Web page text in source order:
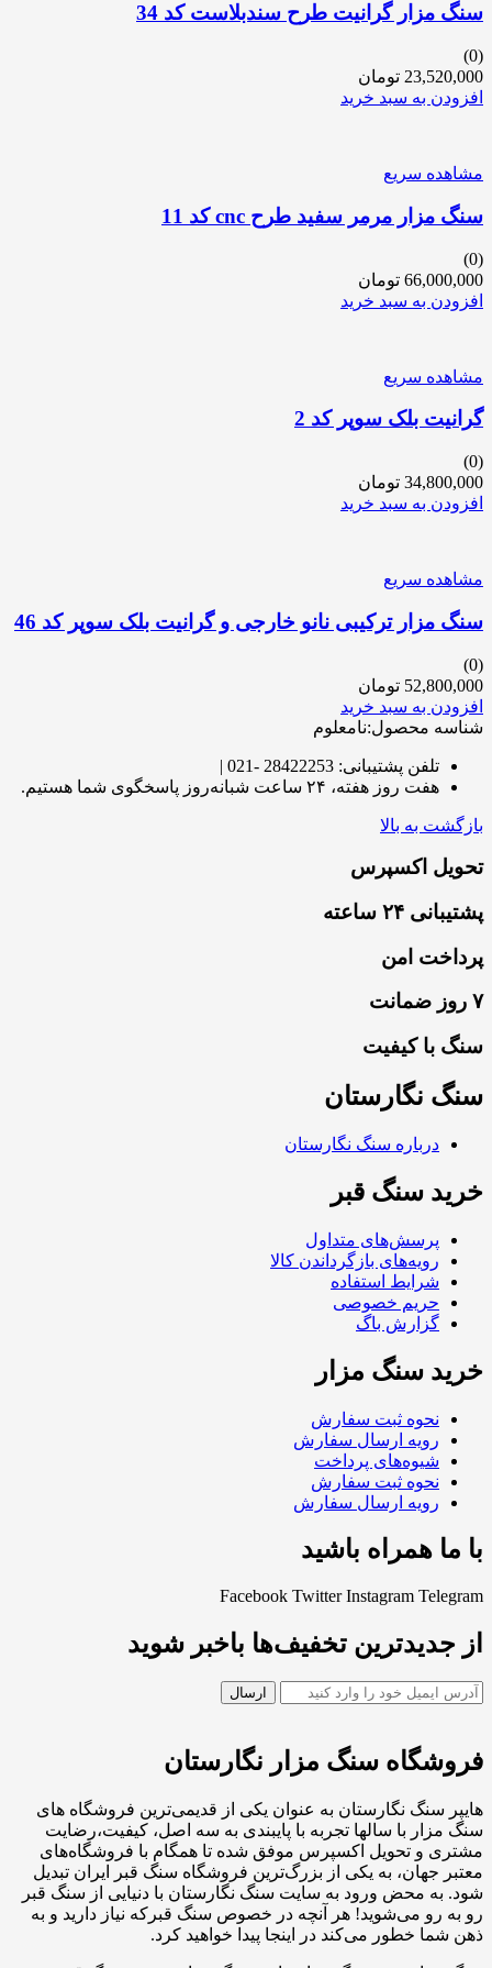
سنگ مزار گرانیت طرح سندبلاست کد 34
(0)
23,520,000 تومان
افزودن به سبد خرید
مشاهده سریع
سنگ مزار مرمر سفید طرح cnc کد 11
(0)
66,000,000 تومان
افزودن به سبد خرید
مشاهده سریع
گرانیت بلک سوپر کد 2
(0)
34,800,000 تومان
افزودن به سبد خرید
مشاهده سریع
سنگ مزار ترکیبی نانو خارجی و گرانیت بلک سوپر کد 46
(0)
52,800,000 تومان
افزودن به سبد خرید
شناسه محصول:نامعلوم
تلفن پشتیبانی: 28422253 -021 |
هفت روز هفته، ۲۴ ساعت شبانه‌روز پاسخگوی شما هستیم.
بازگشت به بالا
تحویل اکسپرس
پشتیبانی ۲۴ ساعته
پرداخت امن
۷ روز ضمانت
سنگ با کیفیت
سنگ نگارستان
درباره سنگ نگارستان
خرید سنگ قبر
پرسش‌های متداول
رویه‌های بازگرداندن کالا
شرایط استفاده
حریم خصوصی
گزارش باگ
خرید سنگ مزار
نحوه ثبت سفارش
رویه ارسال سفارش
شیوه‌های پرداخت
نحوه ثبت سفارش
رویه ارسال سفارش
با ما همراه باشید
Facebook Twitter Instagram Telegram
از جدیدترین تخفیف‌ها باخبر شوید
فروشگاه سنگ مزار نگارستان
هایپر سنگ نگارستان به عنوان یکی از قدیمی‌ترین فروشگاه های
سنگ مزار با سالها تجربه با پایبندی به سه اصل، کیفیت،رضایت
مشتری و تحویل اکسپرس موفق شده تا همگام با فروشگاه‌های
معتبر جهان، به یکی از بزرگ‌ترین فروشگاه سنگ قبر ایران تبدیل
شود. به محض ورود به سایت سنگ نگارستان با دنیایی از سنگ قبر
رو به رو می‌شوید! هر آنچه در خصوص سنگ قبرکه نیاز دارید و به
ذهن شما خطور می‌کند در اینجا پیدا خواهید کرد.